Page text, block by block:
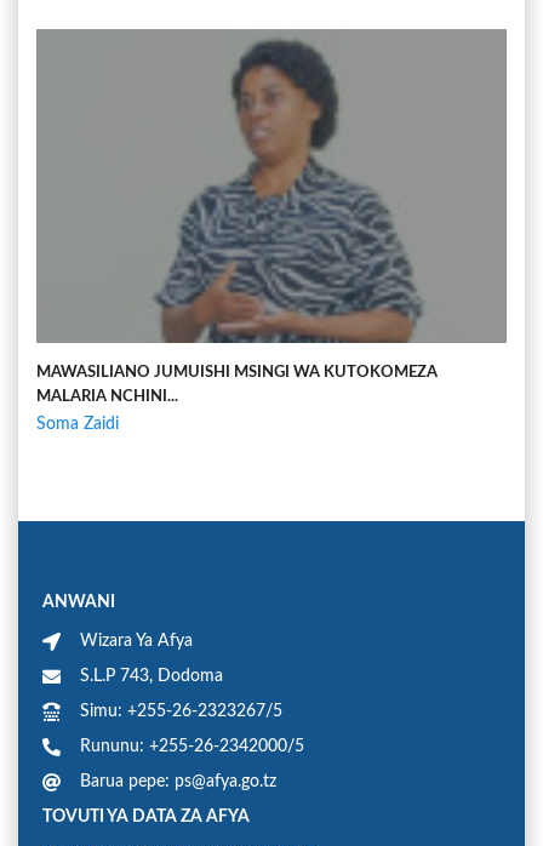
MAWASILIANO JUMUISHI MSINGI WA KUTOKOMEZA
MALARIA NCHINI...
Soma Zaidi
ANWANI
Wizara Ya Afya
S.L.P 743, Dodoma
Simu: +255-26-2323267/5
Rununu: +255-26-2342000/5
Barua pepe: ps@afya.go.tz
TOVUTI YA DATA ZA AFYA